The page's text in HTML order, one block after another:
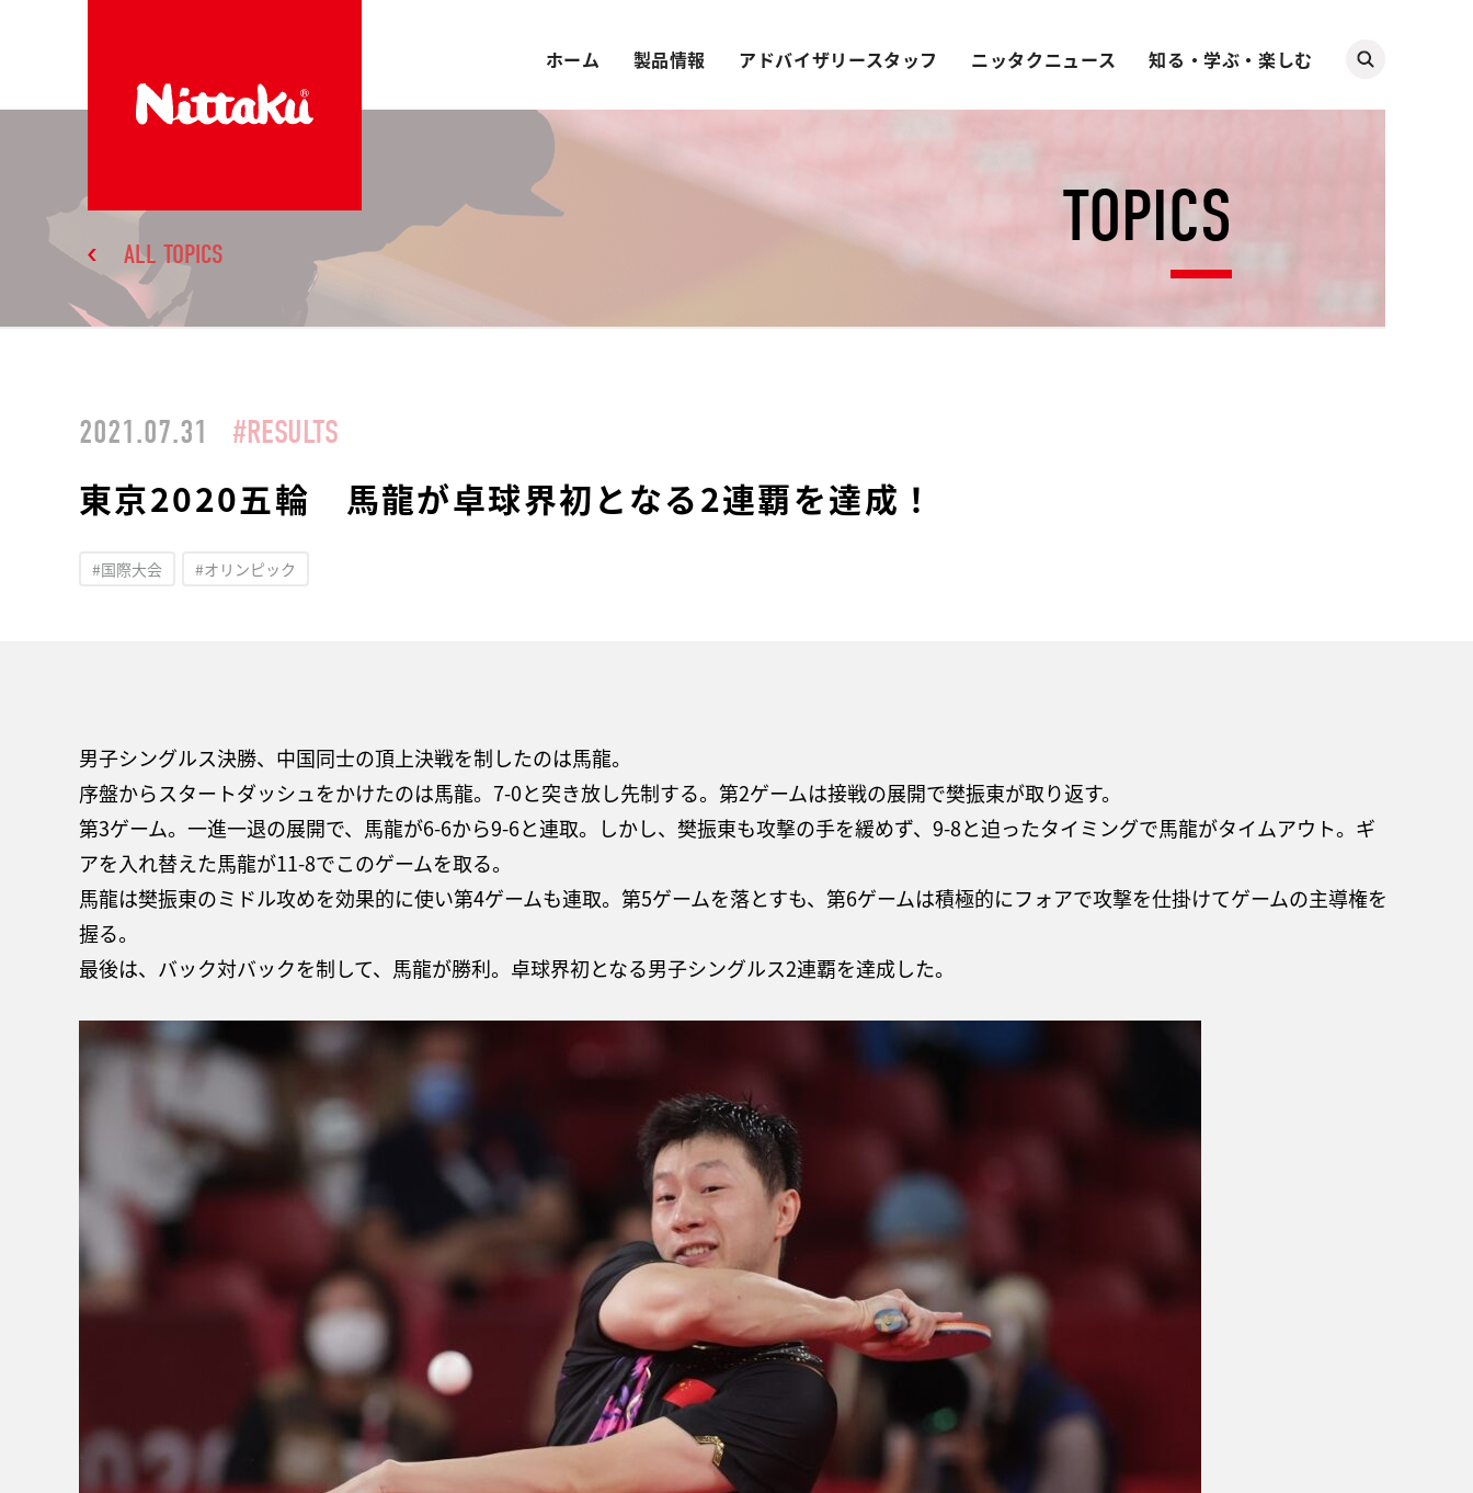
ホーム 製品情報 アドバイザリースタッフ ニッタクニュース 知る・学ぶ・楽しむ
TOPICS
ALL TOPICS
2021.07.31 #RESULTS
東京2020五輪 馬龍が卓球界初となる2連覇を達成！
#国際大会 #オリンピック
男子シングルス決勝、中国同士の頂上決戦を制したのは馬龍。
序盤からスタートダッシュをかけたのは馬龍。7-0と突き放し先制する。第2ゲームは接戦の展開で樊振東が取り返す。
第3ゲーム。一進一退の展開で、馬龍が6-6から9-6と連取。しかし、樊振東も攻撃の手を緩めず、9-8と迫ったタイミングで馬龍がタイムアウト。ギ
アを入れ替えた馬龍が11-8でこのゲームを取る。
馬龍は樊振東のミドル攻めを効果的に使い第4ゲームも連取。第5ゲームを落とすも、第6ゲームは積極的にフォアで攻撃を仕掛けてゲームの主導権を
握る。
最後は、バック対バックを制して、馬龍が勝利。卓球界初となる男子シングルス2連覇を達成した。